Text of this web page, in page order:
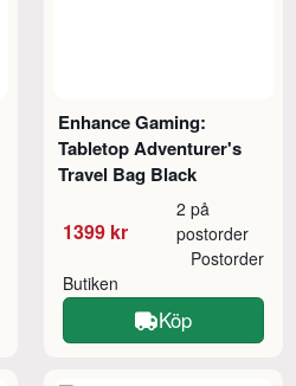
Enhance Gaming:
Tabletop Adventurer's
Travel Bag Black
1399 kr
2 på
postorder
Butiken
Postorder
Köp